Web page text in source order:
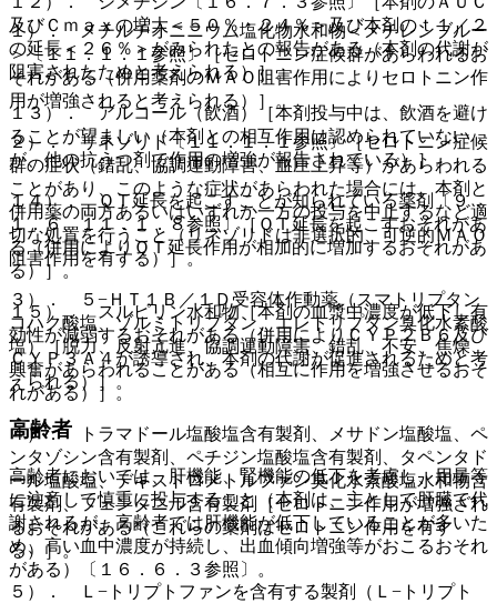
及びＣｍａｘの増大＜５０％・２４％＞及び本剤のｔ１／２
の延長＜２６％＞がみられたとの報告がある（本剤の代謝が
阻害されたためと考えられる）］。
１３）． アルコール（飲酒）［本剤投与中は、飲酒を避け
ることが望ましい（本剤との相互作用は認められていない
が、他の抗うつ剤で作用の増強が報告されている）］。
１４）． ＱＴ延長を起こすことが知られている薬剤〔９．
１．６、１１．１．８参照〕［ＱＴ延長を起こすおそれがあ
る（併用によりＱＴ延長作用が相加的に増加するおそれがあ
る）］。
１５）． スルピリン水和物［本剤の血漿中濃度が低下し有
効性が減弱するおそれがある（併用によりＣＹＰ２Ｂ６及び
ＣＹＰ３Ａ４が誘導され、本剤の代謝が促進されるためと考
えられる）］。
高齢者
高齢者においては、肝機能、腎機能の低下を考慮し、用量等
に注意して慎重に投与すること（本剤は、主として肝臓で代
謝されるが、高齢者では肝機能が低下していることが多いた
め、高い血中濃度が持続し、出血傾向増強等がおこるおそれ
がある）〔１６．６．３参照〕。
１）． メチルチオニニウム塩化物水和物＜メチレンブルー
＞〔１１．１．１参照〕［セロトニン症候群があらわれるお
それがある（併用薬剤のＭＡＯ阻害作用によりセロトニン作
用が増強されると考えられる）］。
２）． リネゾリド〔１１．１．１参照〕［セロトニン症候
群の症状（錯乱、協調運動障害、血圧上昇等）があらわれる
ことがあり、このような症状があらわれた場合には、本剤と
併用薬の両方あるいはいずれか一方の投与を中止するなど適
切な処置を行うこと（リネゾリドは非選択的、可逆的ＭＡＯ
阻害作用を有する）］。
３）． ５−ＨＴ１Ｂ／１Ｄ受容体作動薬（スマトリプタン
コハク酸塩、ゾルミトリプタン、エレトリプタン臭化水素酸
塩）［脱力、反射亢進、協調運動障害、錯乱、不安、焦燥、
興奮があらわれることがある（相互に作用を増強させるおそ
れがある）］。
４）． トラマドール塩酸塩含有製剤、メサドン塩酸塩、ペ
ンタゾシン含有製剤、ペチジン塩酸塩含有製剤、タペンタド
ール塩酸塩、デキストロメトルファン臭化水素酸塩水和物含
有製剤、フェンタニル含有製剤［セロトニン作用が増強され
るおそれがある（これらの薬剤はセロトニン作用を有す
る）］。
５）． Ｌ−トリプトファンを含有する製剤（Ｌ−トリプト